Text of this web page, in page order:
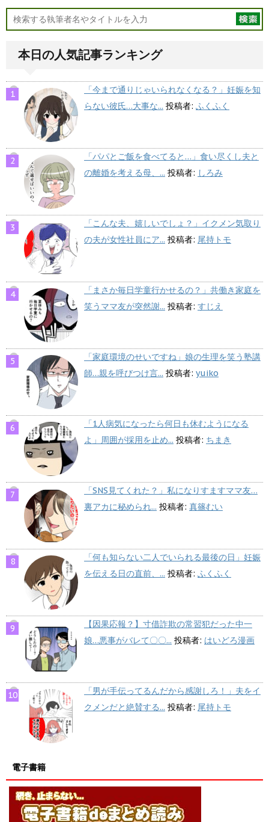
本日の人気記事ランキング
「今まで通りじゃいられなくなる？」妊娠を知
らない彼氏…大事な... 投稿者: ふくふく
「パパとご飯を食べてると…」食い尽くし夫と
の離婚を考える母、... 投稿者: しろみ
「こんな夫、嬉しいでしょ？」イクメン気取り
の夫が女性社員にア... 投稿者: 尾持トモ
「まさか毎日学童行かせるの？」共働き家庭を
笑うママ友が突然謝... 投稿者: すじえ
「家庭環境のせいですね」娘の生理を笑う塾講
師…親を呼びつけ言... 投稿者: yuiko
「1人病気になったら何日も休むようになる
よ」周囲が採用を止め... 投稿者: ちまき
「SNS見てくれた？」私になりすますママ友…
裏アカに秘められ... 投稿者: 真篠むい
「何も知らない二人でいられる最後の日」妊娠
を伝える日の直前、... 投稿者: ふくふく
【因果応報？】寸借詐欺の常習犯だった中一
娘…悪事がバレて〇〇... 投稿者: はいどろ漫画
「男が手伝ってるんだから感謝しろ！」夫をイ
クメンだと絶賛する... 投稿者: 尾持トモ
電子書籍